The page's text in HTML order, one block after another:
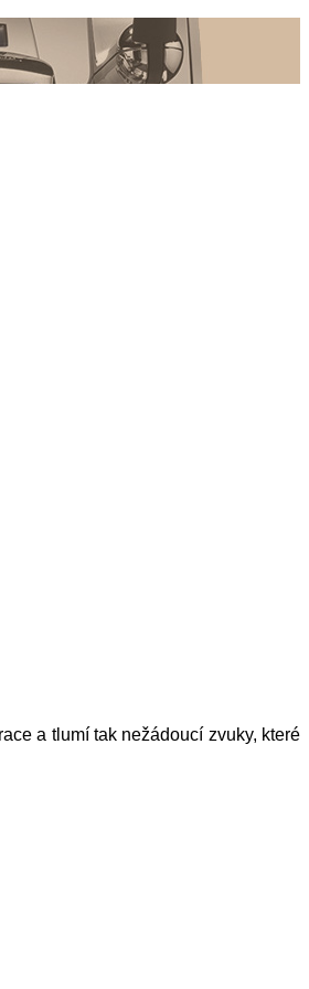
a tlumí tak nežádoucí zvuky, které